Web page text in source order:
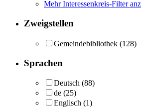
Mehr Interessenkreis-Filter
Zweigstellen
Gemeindebibliothek (128)
Sprachen
Deutsch (88)
de (25)
Englisch (1)